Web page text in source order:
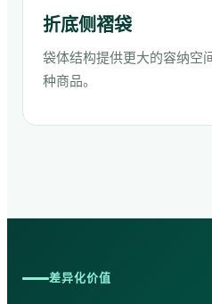
折底侧褶袋
袋体结构提供更大的容纳空
种商品。
差异化价值